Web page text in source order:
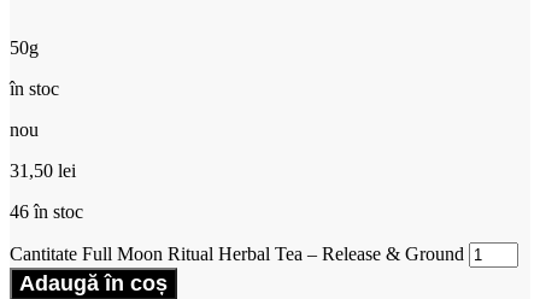
50g
în stoc
nou
31,50 lei
46 în stoc
Cantitate Full Moon Ritual Herbal Tea – Release & Ground
Adaugă în coș